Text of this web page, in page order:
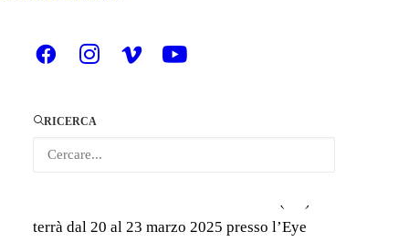
RICERCA
Siamo felici di comunicare che il cortometraggio
Absent Presence
di Giorgia Ponticello, vincitrice
Dance Festival, alla X edizione del contest
in 1 minuto
terrà dal 20 al 23 marzo 2025 presso l’Eye